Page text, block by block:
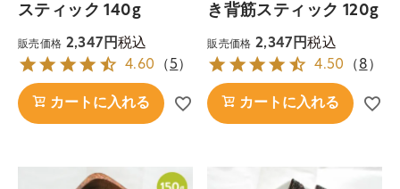
スティック 140g
販売価格 2,347 税込
4.60 （5 ）
カートに入れる
き背筋スティック 120g
販売価格 2,347 税込
4.50 （ 8 ）
カートに入れる